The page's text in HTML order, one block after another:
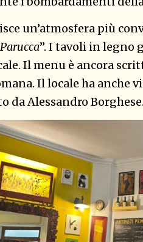
un’atmosfera più
”. I tavoli in legno
Il menu è ancora
Il locale ha anche
da Alessandro Borghese.